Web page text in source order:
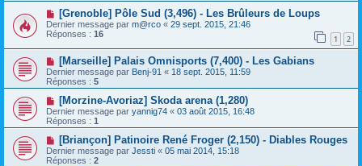
[Grenoble] Pôle Sud (3,496) - Les Brûleurs de Loups
Dernier message par m@rco « 29 sept. 2015, 21:46
Réponses : 16 1 2
[Marseille] Palais Omnisports (7,400) - Les Gabians
Dernier message par Benj-91 « 18 sept. 2015, 11:59
Réponses : 5
[Morzine-Avoriaz] Skoda arena (1,280)
Dernier message par yannig74 « 03 août 2015, 16:48
Réponses : 1
[Briançon] Patinoire René Froger (2,150) - Diables Rouges
Dernier message par Jessti « 05 mai 2014, 15:18
Réponses : 2